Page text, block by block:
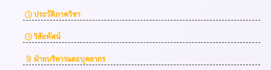
ประวัติภาควิชา
วิสัยทัศน์
ฝ่ายบริหารและบุคลากร